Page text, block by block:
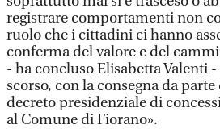
registrare comportamenti non
ruolo che i cittadini ci hanno
conferma del valore e del
- ha concluso Elisabetta Valenti
scorso, con la consegna da
decreto presidenziale di
al Comune di Fiorano».